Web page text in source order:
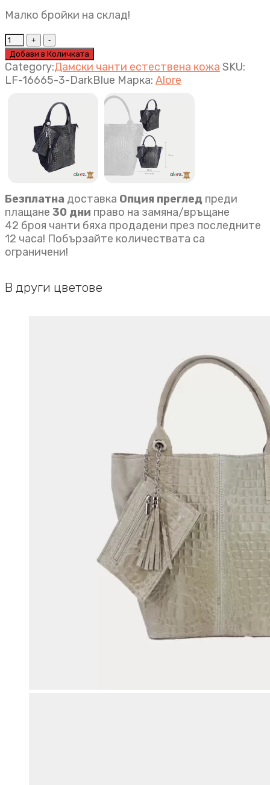
Малко бройки на склад!
Дамска
чанта
естествена
кожа
quantity
Добави в Количката
Category:Дамски чанти естествена кожа SKU:
LF-16665-3-DarkBlue Марка: Alore
Безплатна доставка Опция преглед преди
плащане 30 дни право на замяна/връщане
42 броя чанти бяха продадени през последните
12 часа! Побързайте количествата са
ограничени!
В други цветове